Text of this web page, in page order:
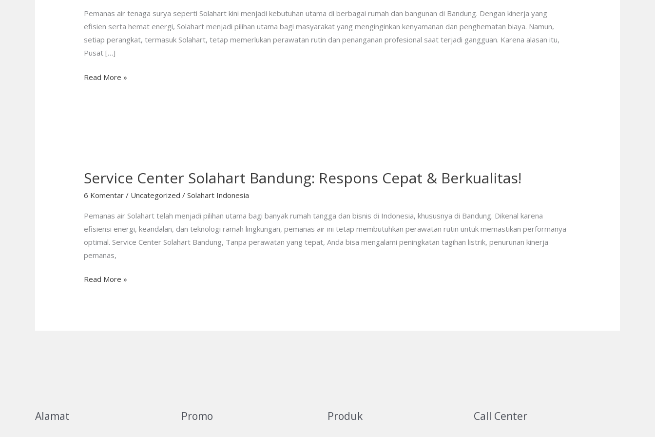
Pemanas air tenaga surya seperti Solahart kini menjadi kebutuhan utama di berbagai rumah dan bangunan di Bandung. Dengan kinerja yang
efisien serta hemat energi, Solahart menjadi pilihan utama bagi masyarakat yang menginginkan kenyamanan dan penghematan biaya. Namun,
setiap perangkat, termasuk Solahart, tetap memerlukan perawatan rutin dan penanganan profesional saat terjadi gangguan. Karena alasan itu,
Pusat […]
Bandung
—
Resmi
dan
Read More »
Service Center Solahart Bandung: Respons Cepat & Berkualitas!
6 Komentar / Uncategorized /Solahart Indonesia
Pemanas air Solahart telah menjadi pilihan utama bagi banyak rumah tangga dan bisnis di Indonesia, khususnya di Bandung. Dikenal karena
efisiensi energi, keandalan, dan teknologi ramah lingkungan, pemanas air ini tetap membutuhkan perawatan rutin untuk memastikan performanya
optimal. Service Center Solahart Bandung, Tanpa perawatan yang tepat, Anda bisa mengalami peningkatan tagihan listrik, penurunan kinerja
pemanas,
Service
Solahart
Bandung:
Respons
Cepat
&
Read More »
Alamat Promo Produk Call Center